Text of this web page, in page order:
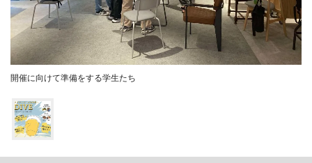
開催に向けて準備をする学生たち